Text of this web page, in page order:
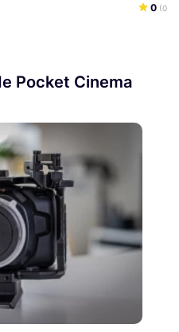
0 (0)
Pocket Cinema